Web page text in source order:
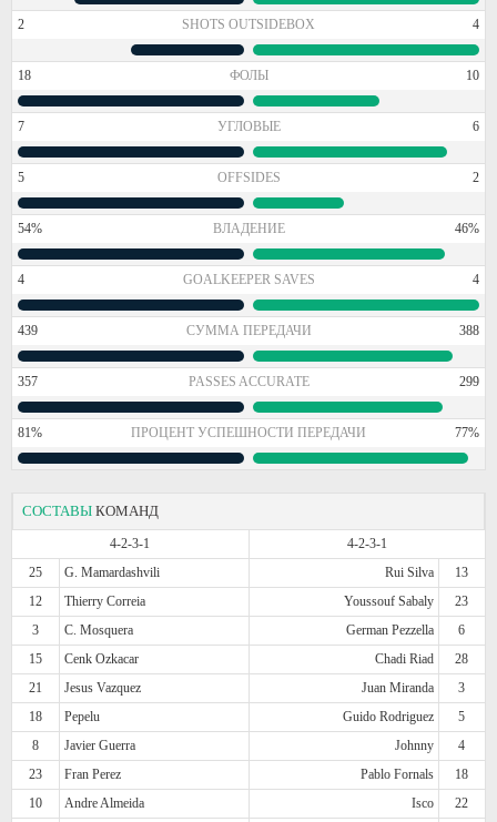
2 SHOTS OUTSIDEBOX 4
18 ФОЛЫ 10
7 УГЛОВЫЕ 6
5 OFFSIDES 2
54% ВЛАДЕНИЕ 46%
4 GOALKEEPER SAVES 4
439 СУММА ПЕРЕДАЧИ 388
357 PASSES ACCURATE 299
81% ПРОЦЕНТ УСПЕШНОСТИ ПЕРЕДАЧИ 77%
СОСТАВЫ КОМАНД
4-2-3-1
4-2-3-1
25
G. Mamardashvili Rui Silva
13
12
Thierry Correia Youssouf Sabaly
23
3
C. Mosquera German Pezzella
6
15
Cenk Ozkacar Chadi Riad
28
21
Jesus Vazquez Juan Miranda
3
18
Pepelu Guido Rodriguez
5
8
Javier Guerra Johnny
4
23
Fran Perez Pablo Fornals
18
10
Andre Almeida Isco
22